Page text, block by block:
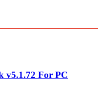
v5.1.72 For PC